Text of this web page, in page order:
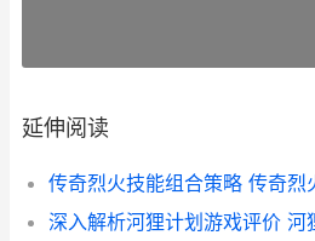
延伸阅读
传奇烈火技能组合策略 传奇烈